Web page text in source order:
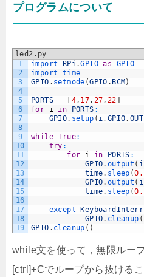
プログラムについて
led2.py
1
2
3
4
5
6
7
8
9
10
11
12
13
14
15
16
17
18
19
import RPi .GPIO as
GPIO
import time
GPIO . setmode (GPIO . BCM)
PORTS = [4 , 17 , 27 , 22 ]
for
i in PORTS :
GPIO. setup ( i , GPIO. OUT
while True:
try :
for
i in PORTS :
GPIO. output ( i
time. sleep (
GPIO. output ( i
time. sleep (
except
GPIO. cleanup (
GPIO . cleanup ( )
while文を使って，無限ルー
[ctrl]+Cでループから抜ける